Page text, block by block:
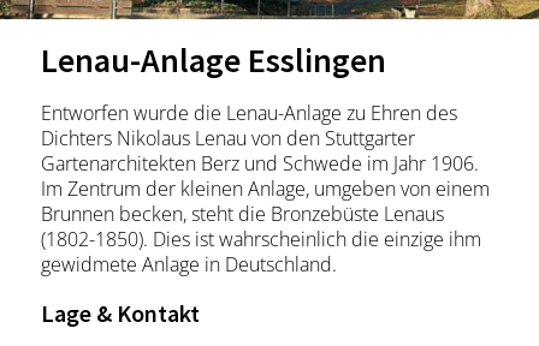
Wein
Radfahren
Wandern
Lenau-Anlage Esslingen
Entworfen wurde die Lenau-Anlage zu Ehren des
Dichters Nikolaus Lenau von den Stuttgarter
Gartenarchitekten Berz und Schwede im Jahr 1906.
Im Zentrum der kleinen Anlage, umgeben von einem
Brunnen becken, steht die Bronzebüste Lenaus
(1802-1850). Dies ist wahrscheinlich die einzige ihm
gewidmete Anlage in Deutschland.
Lage & Kontakt